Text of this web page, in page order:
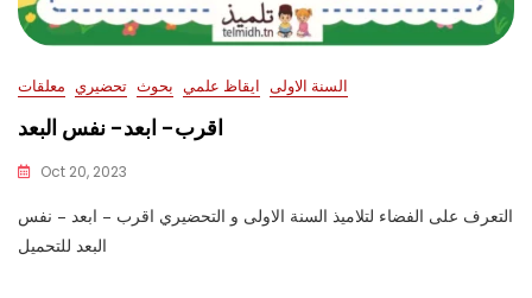
السنة الاولى ايقاظ علمي بحوث تحضيري معلقات
اقرب- ابعد- نفس البعد
Oct 20, 2023
التعرف على الفضاء لتلاميذ السنة الاولى و التحضيري اقرب – ابعد – نفس
البعد للتحميل